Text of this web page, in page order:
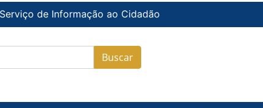
de Informação ao Cidadão
Buscar